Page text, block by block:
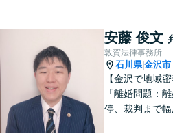
上】離婚問題
ルも対応可能【
ビデオ面談可】
応】
安藤 俊文
敦賀法律事務所
石川県|金沢市
【金沢で地域
「離婚問題：
停、裁判まで幅